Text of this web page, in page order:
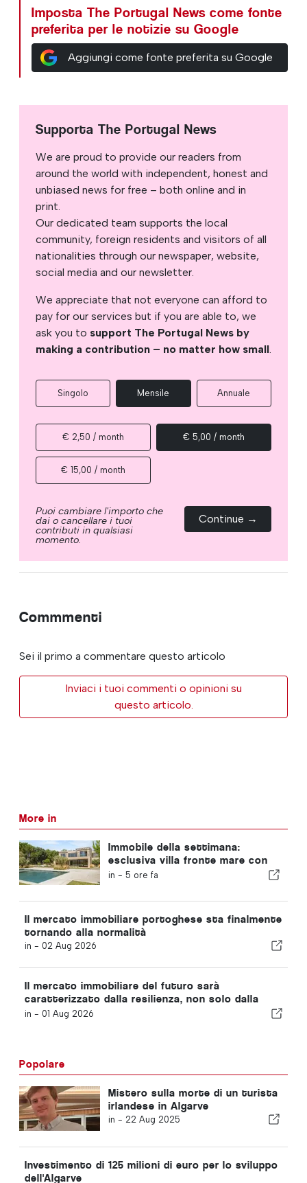
Imposta The Portugal News come fonte
preferita per le notizie su Google
Aggiungi come fonte preferita su Google
Supporta The Portugal News
We are proud to provide our readers from
around the world with independent, honest and
unbiased news for free – both online and in
print.
Our dedicated team supports the local
community, foreign residents and visitors of all
nationalities through our newspaper, website,
social media and our newsletter.
We appreciate that not everyone can afford to
pay for our services but if you are able to, we
ask you to support The Portugal News by
making a contribution – no matter how small.
Singolo Mensile Annuale
€ 2,50 / month € 5,00 / month
€ 15,00 / month
Puoi cambiare l'importo che
dai o cancellare i tuoi
contributi in qualsiasi
momento.
Continue →
Commmenti
Sei il primo a commentare questo articolo
Inviaci i tuoi commenti o opinioni su
questo articolo.
More in
Immobile della settimana:
esclusiva villa fronte mare con
vista panoramica sul mare e
in - 5 ore fa
Il mercato immobiliare portoghese sta finalmente
tornando alla normalità
in - 02 Aug 2026
Il mercato immobiliare del futuro sarà
caratterizzato dalla resilienza, non solo dalla
posizione
in - 01 Aug 2026
Popolare
Mistero sulla morte di un turista
irlandese in Algarve
in - 22 Aug 2025
Investimento di 125 milioni di euro per lo sviluppo
dell'Algarve